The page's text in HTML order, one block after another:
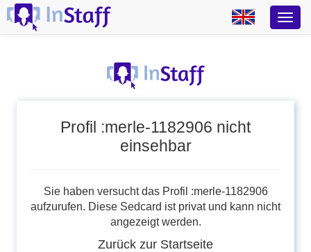
Profil :merle-1182906 nicht
einsehbar
Sie haben versucht das Profil :merle-1182906
aufzurufen. Diese Sedcard ist privat und kann nicht
angezeigt werden.
Zurück zur Startseite